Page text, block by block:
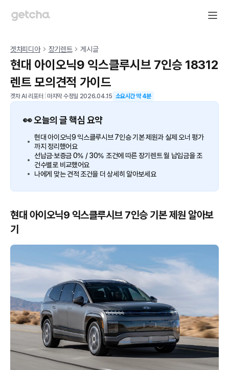
겟차피디아 장기렌트 게시글
현대 아이오닉9 익스클루시브 7인승 18312
렌트 모의견적 가이드
겟차 AI 리포터 마지막 수정일 2026.04.15 소요시간 약4분
👀 오늘의 글 핵심 요약
현대 아이오닉9 익스클루시브 7인승 기본 제원과 실제 오너 평가
까지 정리했어요
선납금·보증금 0% / 30% 조건에 따른 장기렌트 월 납입금을 조
건수별로 비교했어요
나에게 맞는 견적 조건을 더 상세히 알아보세요
현대 아이오닉9 익스클루시브 7인승 기본 제원 알아보
기